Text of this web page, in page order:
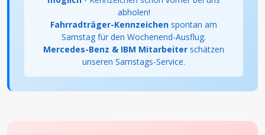
abholen!
Fahrradträger-Kennzeichen spontan am
Samstag für den Wochenend-Ausflug.
Mercedes-Benz & IBM Mitarbeiter schätzen
unseren Samstags-Service.